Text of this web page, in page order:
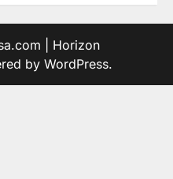
| Horizon
by WordPress.